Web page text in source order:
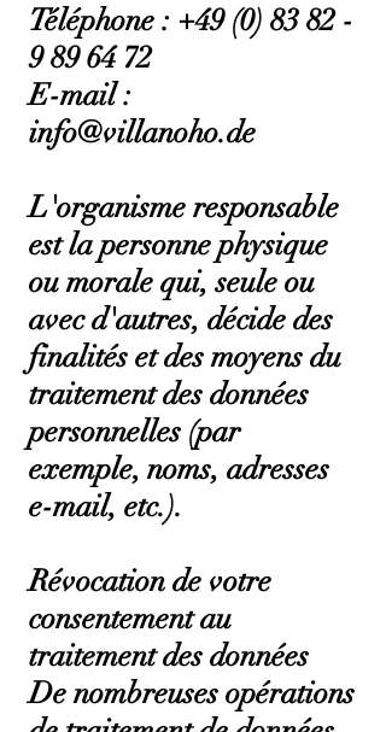
Téléphone : +49 (0) 83 82 -
9 89 64 72
E-mail :
info@villanoho.de
L'organisme responsable
est la personne physique
ou morale qui, seule ou
avec d'autres, décide des
finalités et des moyens du
traitement des données
personnelles (par
exemple, noms, adresses
e-mail, etc.).
Révocation de votre
consentement au
traitement des données
De nombreuses opérations